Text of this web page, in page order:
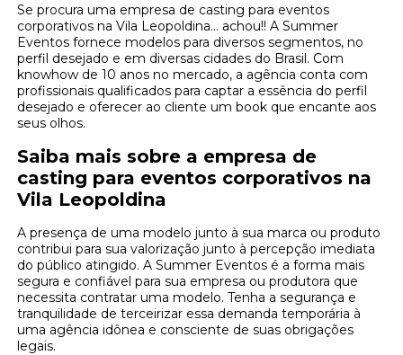
Se procura uma empresa de casting para eventos
corporativos na Vila Leopoldina... achou!! A Summer
Eventos fornece modelos para diversos segmentos, no
perfil desejado e em diversas cidades do Brasil. Com
knowhow de 10 anos no mercado, a agência conta com
profissionais qualificados para captar a essência do perfil
desejado e oferecer ao cliente um book que encante aos
seus olhos.
Saiba mais sobre a empresa de
casting para eventos corporativos na
Vila Leopoldina
A presença de uma modelo junto à sua marca ou produto
contribui para sua valorização junto à percepção imediata
do público atingido. A Summer Eventos é a forma mais
segura e confiável para sua empresa ou produtora que
necessita contratar uma modelo. Tenha a segurança e
tranquilidade de terceirizar essa demanda temporária à
uma agência idônea e consciente de suas obrigações
legais.